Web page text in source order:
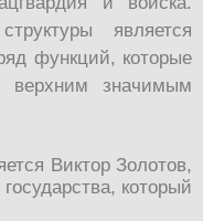
является
функций, которые
верхним значимым
Виктор Золотов,
который